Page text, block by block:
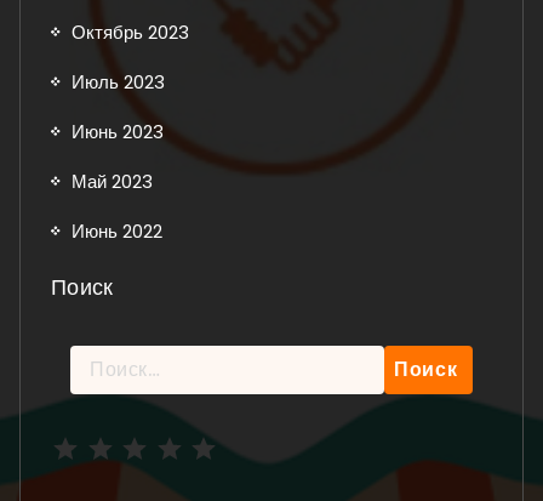
Октябрь 2023
Июль 2023
Июнь 2023
Май 2023
Июнь 2022
Поиск
Найти: